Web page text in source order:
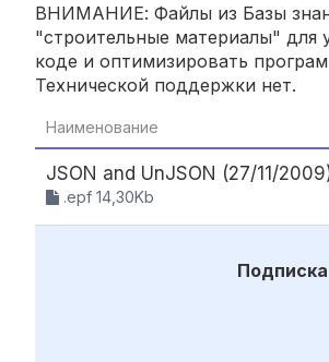
ВНИМАНИЕ: Файлы из Базы
"строительные материалы" для
коде и оптимизировать
Технической поддержки нет.
Наименование
JSON and UnJSON (27/11/
.epf 14,30Kb
Подписка